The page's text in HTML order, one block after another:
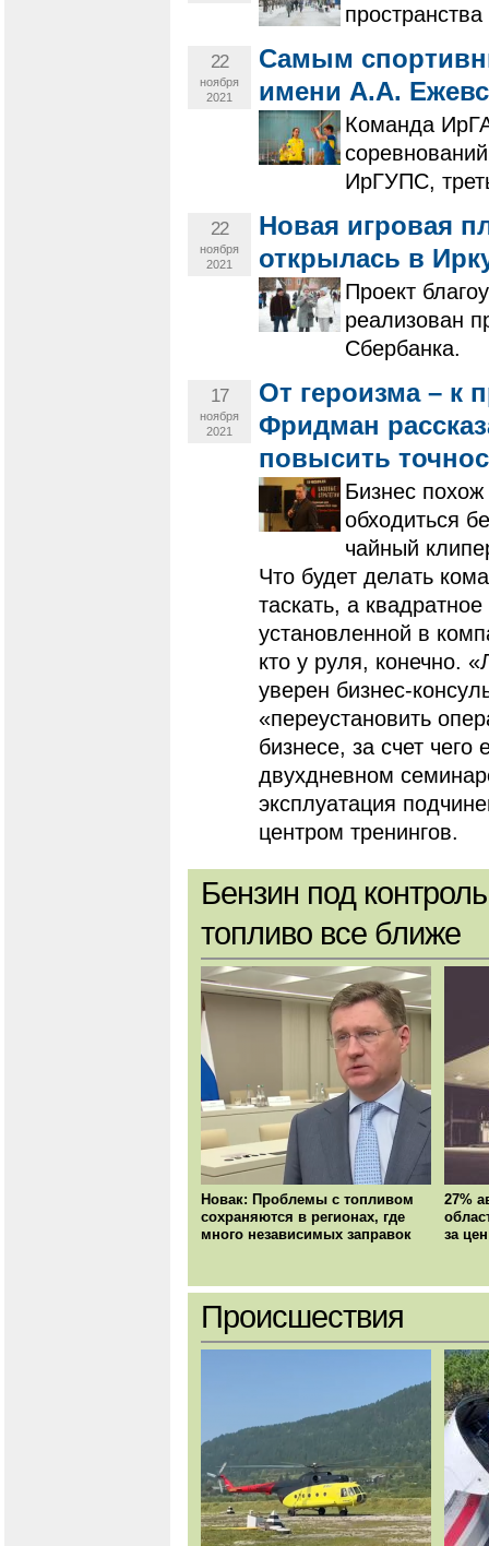
пространства
22
ноября
2021
Самым
имени А.А.
Команда
ИрГУПС,
22
ноября
2021
Новая игровая
открылась в
Проект
реализован
Сбербанка.
17
ноября
2021
От героизма – к
Фридман
повысить
Бизнес
обходиться
чайный
Что будет делать
таскать, а
установленной в
кто у руля, конечно.
уверен бизнес-
«переустановить
бизнесе, за счет
двухдневном
эксплуатация
центром тренингов.
Бензин под
топливо все ближе
Новак: Проблемы с топливом
сохраняются в регионах, где
много независимых заправок
27%
за
Происшествия